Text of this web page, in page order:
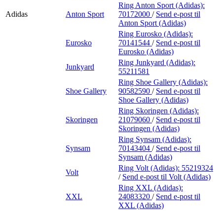
Adidas Anton Sport
Ring Anton Sport (Adidas):
70172000 / Send e-post til
Anton Sport (Adidas)
Eurosko
Ring Eurosko (Adidas):
70141544 / Send e-post til
Eurosko (Adidas)
Junkyard
Ring Junkyard (Adidas):
55211581
Shoe Gallery
Ring Shoe Gallery (Adidas):
90582590 / Send e-post til
Shoe Gallery (Adidas)
Skoringen
Ring Skoringen (Adidas):
21079060 / Send e-post til
Skoringen (Adidas)
Synsam
Ring Synsam (Adidas):
70143404 / Send e-post til
Synsam (Adidas)
Volt
Ring Volt (Adidas): 55219324
/ Send e-post til Volt (Adidas)
XXL
Ring XXL (Adidas):
24083320 / Send e-post til
XXL (Adidas)